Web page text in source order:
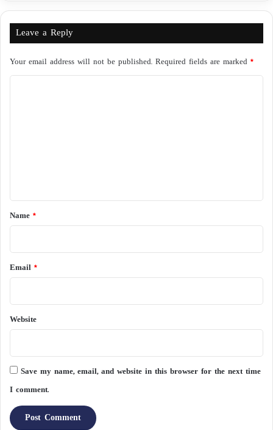
Leave a Reply
Your email address will not be published. Required fields are marked *
*Name *
Email *
Website
Save my name, email, and website in this browser for the next time
I comment.